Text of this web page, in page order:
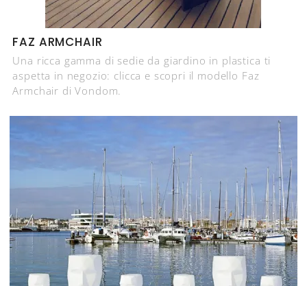
FAZ ARMCHAIR
Una ricca gamma di sedie da giardino in plastica ti
aspetta in negozio: clicca e scopri il modello Faz
Armchair di Vondom.